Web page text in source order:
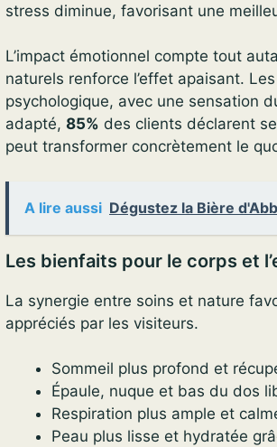
stress diminue, favorisant une
L’impact émotionnel compte tout
naturels renforce l’effet apaisant.
psychologique, avec une sensation
adapté, 85% des clients déclarent
peut transformer concrètement le
A lire aussi Dégustez la Bière
Les bienfaits pour le corps et
La synergie entre soins et nature
appréciés par les visiteurs.
Sommeil plus profond et
Épaule, nuque et bas du dos
Respiration plus ample et
Peau plus lisse et hydratée